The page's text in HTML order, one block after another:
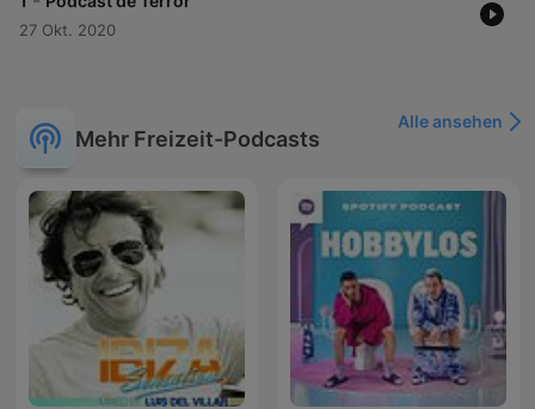
27 Okt. 2020
Mehr Freizeit-Podcasts
Alle ansehen